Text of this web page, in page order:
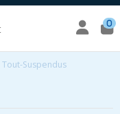
0
Tout-Suspendus